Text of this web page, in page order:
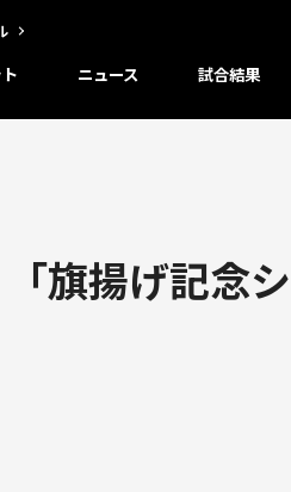
ニュース 試合結果
「旗揚げ記念